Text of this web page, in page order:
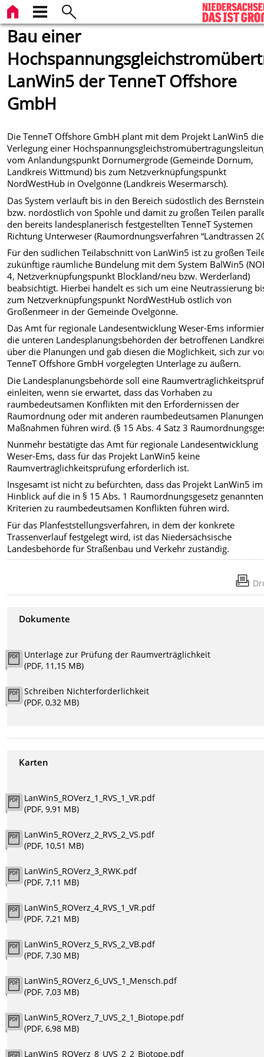
Bau einer
LanWin5 der TenneT Offshore
GmbH
Die TenneT Offshore GmbH plant mit dem Projekt LanWin5 die
Verlegung einer
vom Anlandungspunkt Dornumergrode (Gemeinde Dornum,
Landkreis Wittmund) bis zum Netzverknüpfungspunkt
NordWestHub in Ovelgönne (Landkreis Wesermarsch).
Das System verläuft bis in den Bereich südöstlich des
bzw. nordöstlich von Spohle und damit zu großen Teilen
den bereits landesplanerisch festgestellten TenneT Systemen
Richtung Unterweser (Raumordnungsverfahren “Landtrassen
Für den südlichen Teilabschnitt von LanWin5 ist zu großen
zukünftige räumliche Bündelung mit dem System BalWin5
4, Netzverknüpfungspunkt Blockland/neu bzw. Werderland)
beabsichtigt. Hierbei handelt es sich um eine Neutrassierung
zum Netzverknüpfungspunkt NordWestHub östlich von
Großenmeer in der Gemeinde Ovelgönne.
Das Amt für regionale Landesentwicklung Weser-Ems
die unteren Landesplanungsbehörden der betroffenen
über die Planungen und gab diesen die Möglichkeit, sich zur
TenneT Offshore GmbH vorgelegten Unterlage zu äußern.
Die Landesplanungsbehörde soll eine
einleiten, wenn sie erwartet, dass das Vorhaben zu
raumbedeutsamen Konflikten mit den Erfordernissen der
Raumordnung oder mit anderen raumbedeutsamen
Maßnahmen führen wird. (§ 15 Abs. 4 Satz 3
Nunmehr bestätigte das Amt für regionale Landesentwicklung
Weser-Ems, dass für das Projekt LanWin5 keine
Raumverträglichkeitsprüfung erforderlich ist.
Insgesamt ist nicht zu befürchten, dass das Projekt LanWin5 im
Hinblick auf die in § 15 Abs. 1 Raumordnungsgesetz genannten
Kriterien zu raumbedeutsamen Konflikten führen wird.
Für das Planfeststellungsverfahren, in dem der konkrete
Trassenverlauf festgelegt wird, ist das Niedersächsische
Landesbehörde für Straßenbau und Verkehr zuständig.
Dokumente
Unterlage zur Prüfung der Raumverträglichkeit
(PDF, 11,15 MB)
Schreiben Nichterforderlichkeit
(PDF, 0,32 MB)
Karten
LanWin5_ROVerz_1_RVS_1_VR.pdf
(PDF, 9,91 MB)
LanWin5_ROVerz_2_RVS_2_VS.pdf
(PDF, 10,51 MB)
LanWin5_ROVerz_3_RWK.pdf
(PDF, 7,11 MB)
LanWin5_ROVerz_4_RVS_1_VR.pdf
(PDF, 7,21 MB)
LanWin5_ROVerz_5_RVS_2_VB.pdf
(PDF, 7,30 MB)
LanWin5_ROVerz_6_UVS_1_Mensch.pdf
(PDF, 7,03 MB)
LanWin5_ROVerz_7_UVS_2_1_Biotope.pdf
(PDF, 6,98 MB)
LanWin5_ROVerz_8_UVS_2_2_Biotope.pdf